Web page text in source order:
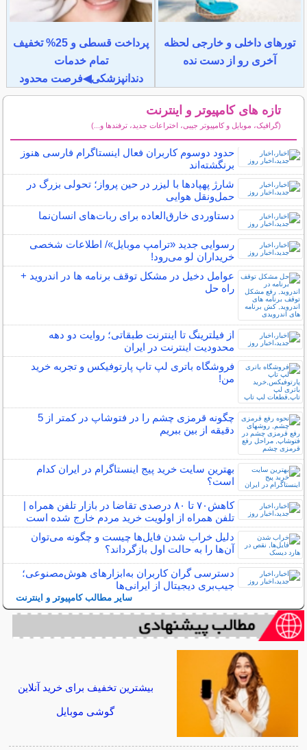
تورهای داخلی و خارجی لحظه
آخری رو از دست نده
پرداخت قسطی و 25% تخفیف
تمام خدمات
دندانپزشکی◀فرصت محدود
تازه های کامپیوتر و اینترنت
(گرافیک، موبایل و کامپیوتر جیبی، اختراعات جدید، ترفندها و...)
حدود دوسوم کاربران فعال اینستاگرام فارسی هنوز
برنگشته‌اند
شارژ پهپادها با لیزر در حین پرواز؛ تحولی بزرگ در
حمل‌ونقل هوایی
دستاوردی خارق‌العاده برای ربات‌های انسان‌نما
رسوایی جدید «ترامپ موبایل»/ اطلاعات شخصی
خریداران لو می‌رود!
عوامل دخیل در مشکل توقف برنامه ها در اندروید +
راه حل
از فیلترینگ تا اینترنت طبقاتی؛ روایت دو دهه
محدودیت اینترنت در ایران
فروشگاه باتری لپ تاپ پارتوفیکس و تجربه خرید
من!
چگونه قرمزی چشم را در فتوشاپ در کمتر از 5
دقیقه از بین ببریم
بهترین سایت خرید پیج اینستاگرام در ایران کدام
است؟
کاهش۷۰ تا ۸۰ درصدی تقاضا در بازار تلفن همراه |
تلفن همراه از اولویت خرید مردم خارج شده است
دلیل خراب شدن فایل‌ها چیست و چگونه می‌توان
آن‌ها را به حالت اول بازگرداند؟
دسترسی گران کاربران به‌ابزارهای هوش‌مصنوعی؛
جیب‌بری دیجیتال از ایرانی‌ها
سایر مطالب کامپیوتر و اینترنت
بیشترین تخفیف برای خرید آنلاین
گوشی موبایل